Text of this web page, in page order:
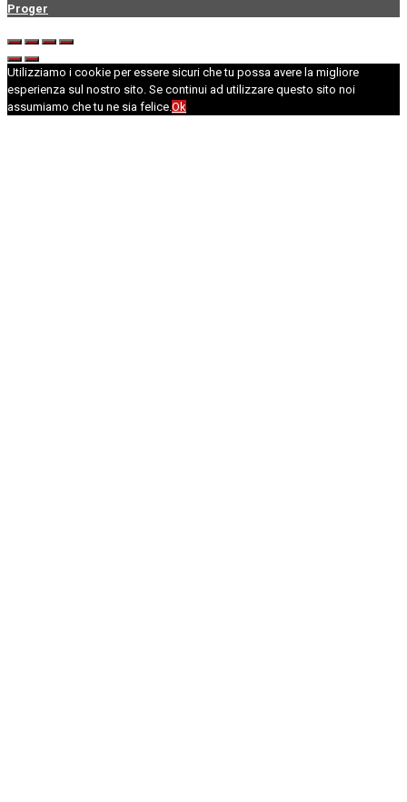
Proger
Utilizziamo i cookie per essere sicuri che tu possa avere la migliore
esperienza sul nostro sito. Se continui ad utilizzare questo sito noi
assumiamo che tu ne sia felice.Ok